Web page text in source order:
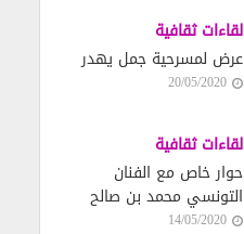
لقاءات ثقافية
عرض لمسرحية جمل يهدر
20/05/2020
لقاءات ثقافية
حوار خاص مع الفنان
التونسي محمد بن صالح
14/05/2020